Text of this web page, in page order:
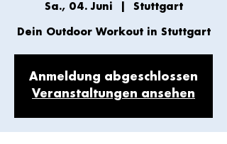
Sa., 04. Juni Stuttgart
Dein Outdoor Workout in Stuttgart
Anmeldung abgeschlossen
Veranstaltungen ansehen